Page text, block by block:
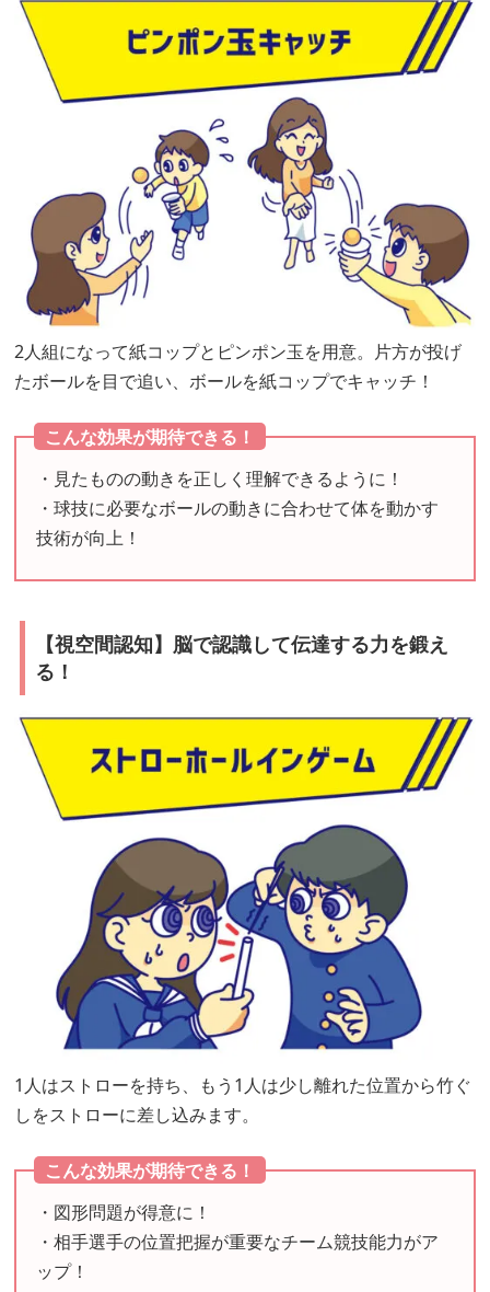
2人組になって紙コップとピンポン玉を用意。片方が投げ
たボールを目で追い、ボールを紙コップでキャッチ！
こんな効果が期待できる！
・見たものの動きを正しく理解できるように！
・球技に必要なボールの動きに合わせて体を動かす
技術が向上！
【視空間認知】脳で認識して伝達する力を鍛え
る！
1人はストローを持ち、もう1人は少し離れた位置から竹ぐ
しをストローに差し込みます。
こんな効果が期待できる！
・図形問題が得意に！
・相手選手の位置把握が重要なチーム競技能力がア
ップ！